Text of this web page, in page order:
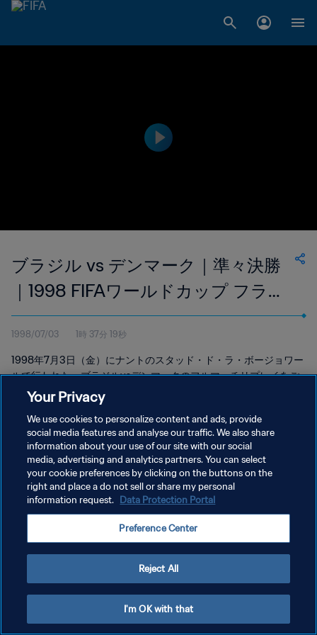
ブラジル vs デンマーク｜準々決勝
｜1998 FIFAワールドカップ フラン
ス｜フルマッチリプレイ
1998/07/03 1時 37分 19秒
1998年7月3日（金）にナントのスタッド・ド・ラ・ボージョワー
ルで行われた、ブラジルvsデンマークのフルマッチリプレイをご
覧ください。
プライバシーポリシー
サービス利用規約
Your Privacy
We use cookies to personalize content and ads, provide
social media features and analyse our traffic. We also share
information about your use of our site with our social
media, advertising and analytics partners. You can select
your cookie preferences by clicking on the buttons on the
right and place a do not sell or share my personal
information request. Data Protection Portal
Preference Center
Reject All
I'm OK with that